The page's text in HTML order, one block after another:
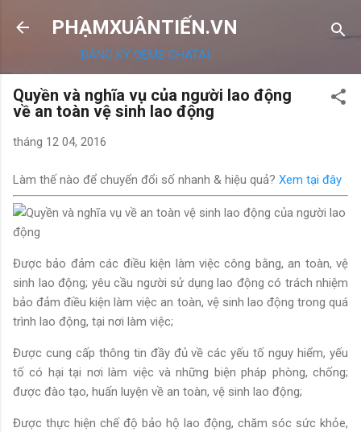
Chuyển đến nội dung chính
PHẠMXUÂNTIẾN.VN
ĐĂNG KÝ OEMS CHATAI
Quyền và nghĩa vụ của người lao động
về an toàn vệ sinh lao động
tháng 12 04, 2016
Làm thế nào để chuyển đổi số nhanh & hiệu quả? Xem tại đây
Được bảo đảm các điều kiện làm việc công bằng, an toàn, vệ
sinh lao động; yêu cầu người sử dụng lao động có trách nhiệm
bảo đảm điều kiện làm việc an toàn, vệ sinh lao động trong quá
trình lao động, tại nơi làm việc;
Được cung cấp thông tin đầy đủ về các yếu tố nguy hiểm, yếu
tố có hại tại nơi làm việc và những biện pháp phòng, chống;
được đào tạo, huấn luyện về an toàn, vệ sinh lao động;
Được thực hiện chế độ bảo hộ lao động, chăm sóc sức khỏe,